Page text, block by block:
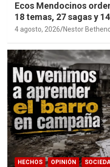
Ecos Mendocinos
18 temas, 27 sagas y
años de investigación
4 agosto, 2026 Nestor
HECHOS OPINIÓN